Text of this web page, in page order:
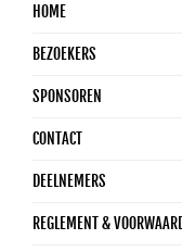
HOME
BEZOEKERS
SPONSOREN
CONTACT
DEELNEMERS
REGLEMENT &